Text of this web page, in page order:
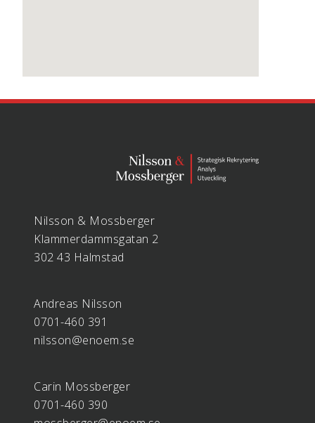
Nilsson & Mossberger
Klammerdammsgatan 2
302 43 Halmstad
Andreas Nilsson
0701-460 391
nilsson@enoem.se
Carin Mossberger
0701-460 390